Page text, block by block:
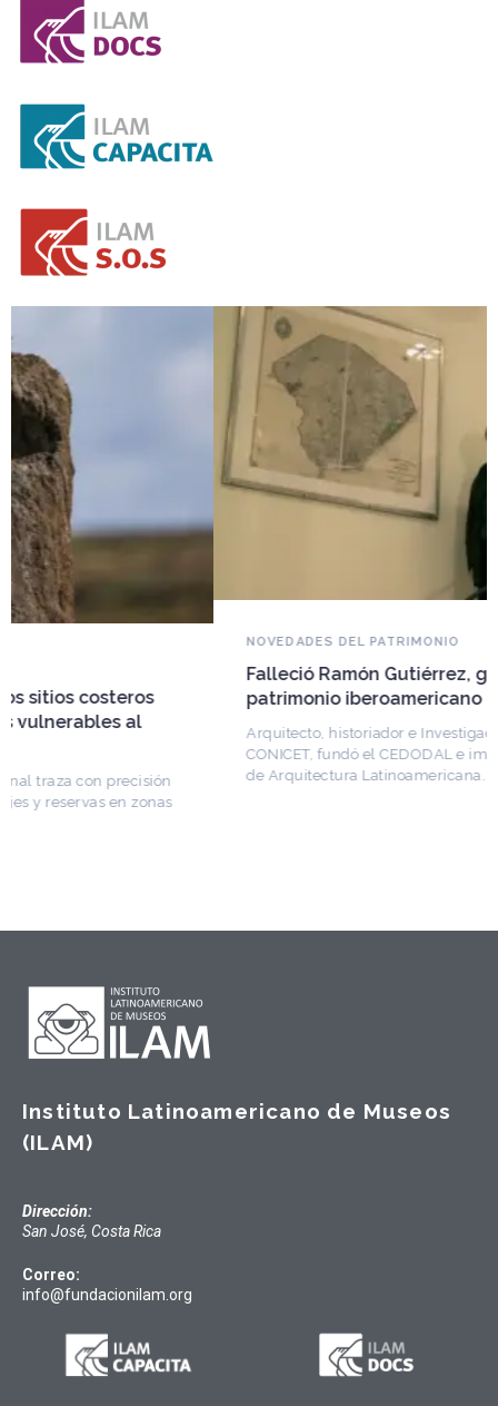
NOVEDADES DEL PATRIMONIO
Falleció Ramón Gutiérrez, guardián del
patrimonio iberoamericano
Arquitecto, historiador e Investigador Superior del
CONICET, fundó el CEDODAL e impulsó los Seminarios
de Arquitectura Latinoamericana. Publicó más de
Instituto Latinoamericano de Museos
(ILAM)
Dirección:
San José, Costa Rica
Correo:
info@fundacionilam.org